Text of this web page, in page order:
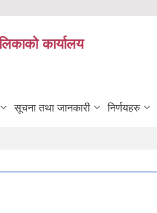
कार्यालय
सूचना तथा जानकारी निर्णयहरु